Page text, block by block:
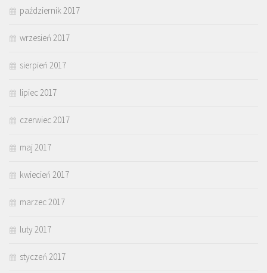
październik 2017
wrzesień 2017
sierpień 2017
lipiec 2017
czerwiec 2017
maj 2017
kwiecień 2017
marzec 2017
luty 2017
styczeń 2017